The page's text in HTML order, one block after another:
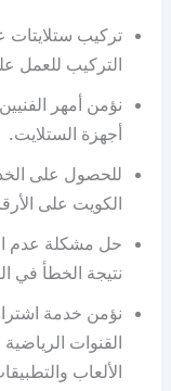
تركيب ستلايتات
التركيب للعمل
نؤمن أمهر
أجهزة الستلايت.
للحصول على
الكويت على الأرقام
حل مشكلة عدم
نتيجة الخطأ في
القنوات
الألعاب